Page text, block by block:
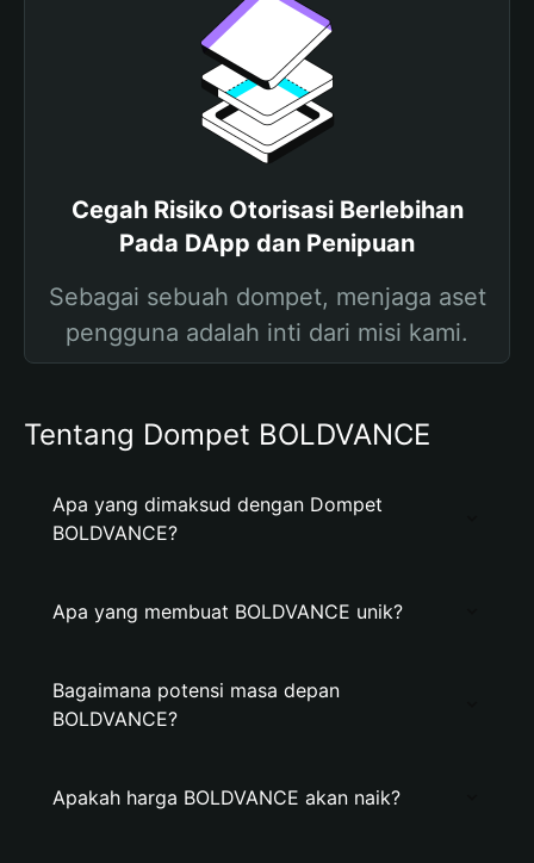
Cegah Risiko Otorisasi Berlebihan
Pada DApp dan Penipuan
Sebagai sebuah dompet, menjaga aset
pengguna adalah inti dari misi kami.
Tentang Dompet BOLDVANCE
Apa yang dimaksud dengan Dompet
BOLDVANCE?
Apa yang membuat BOLDVANCE unik?
Bagaimana potensi masa depan
BOLDVANCE?
Apakah harga BOLDVANCE akan naik?